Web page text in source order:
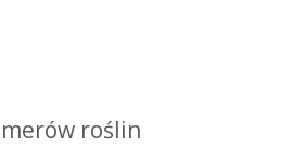
roślin